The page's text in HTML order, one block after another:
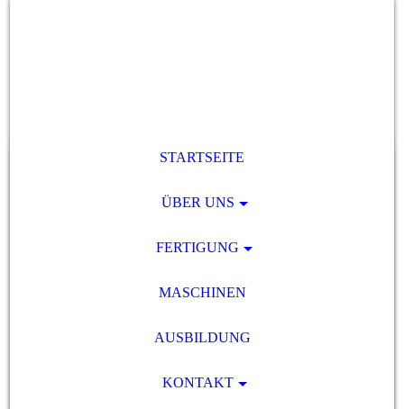
STARTSEITE
ÜBER UNS
FERTIGUNG
MASCHINEN
AUSBILDUNG
KONTAKT